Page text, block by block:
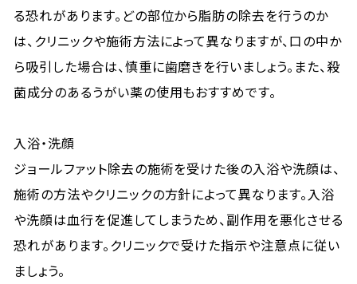
る恐れがあります。どの部位から脂肪の除去を行うのか
は、クリニックや施術方法によって異なりますが、口の中か
ら吸引した場合は、慎重に歯磨きを行いましょう。また、殺
菌成分のあるうがい薬の使用もおすすめです。
入浴・洗顔
ジョールファット除去の施術を受けた後の入浴や洗顔は、
施術の方法やクリニックの方針によって異なります。入浴
や洗顔は血行を促進してしまうため、副作用を悪化させる
恐れがあります。クリニックで受けた指示や注意点に従い
ましょう。